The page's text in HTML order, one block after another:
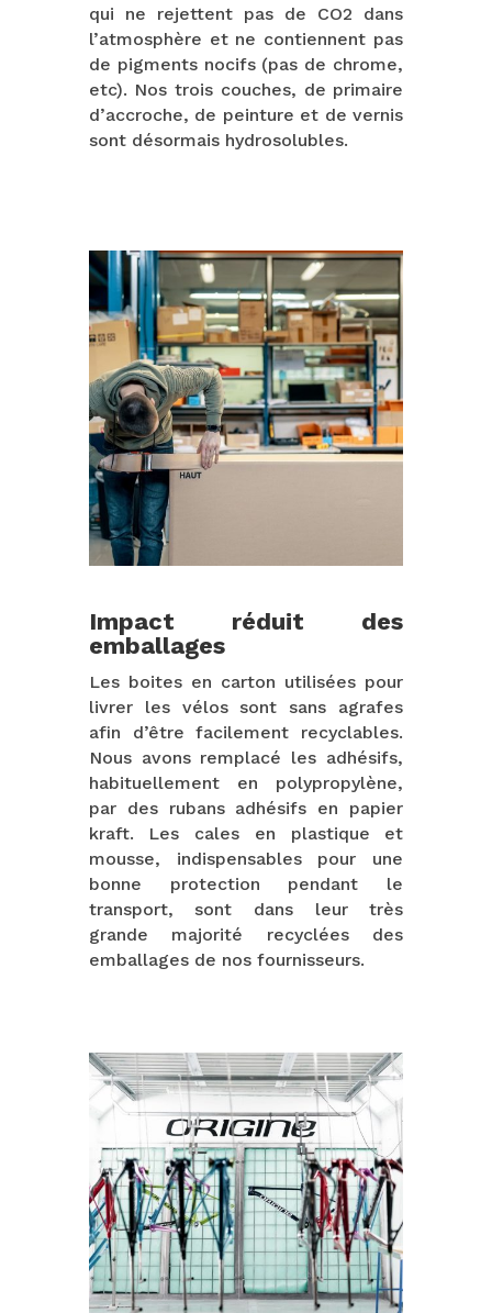
qui ne rejettent pas de CO2 dans
l’atmosphère et ne contiennent pas
de pigments nocifs (pas de chrome,
etc). Nos trois couches, de primaire
d’accroche, de peinture et de vernis
sont désormais hydrosolubles.
Impact réduit des
emballages
Les boites en carton utilisées pour
livrer les vélos sont sans agrafes
afin d’être facilement recyclables.
Nous avons remplacé les adhésifs,
habituellement en polypropylène,
par des rubans adhésifs en papier
kraft. Les cales en plastique et
mousse, indispensables pour une
bonne protection pendant le
transport, sont dans leur très
grande majorité recyclées des
emballages de nos fournisseurs.